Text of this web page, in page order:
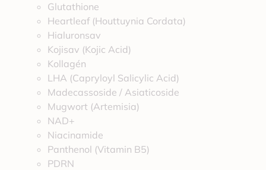
Glutathione
Heartleaf (Houttuynia Cordata)
Hialuronsav
Kojisav (Kojic Acid)
Kollagén
LHA (Capryloyl Salicylic Acid)
Madecassoside / Asiaticoside
Mugwort (Artemisia)
NAD+
Niacinamide
Panthenol (Vitamin B5)
PDRN